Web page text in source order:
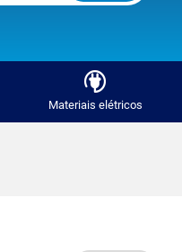
Materiais elétricos